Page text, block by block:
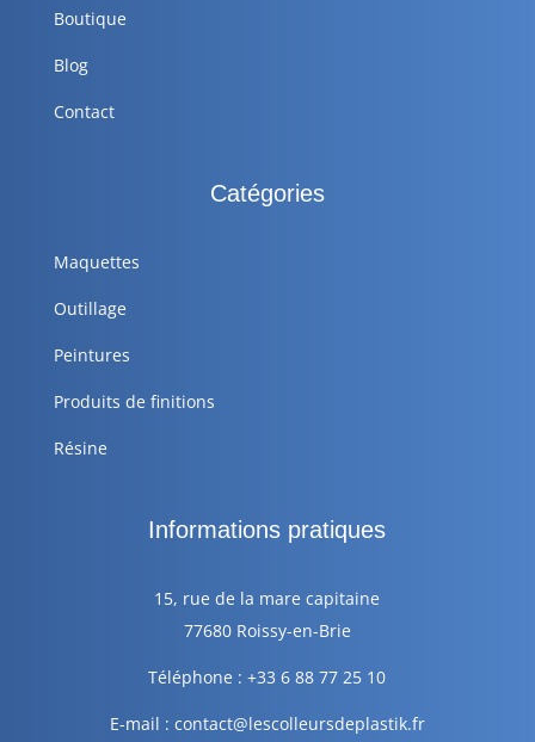
Boutique
Blog
Contact
Catégories
Maquettes
Outillage
Peintures
Produits de finitions
Résine
Informations pratiques
15, rue de la mare capitaine
77680 Roissy-en-Brie
Téléphone : +33 6 88 77 25 10
E-mail : contact@lescolleursdeplastik.fr